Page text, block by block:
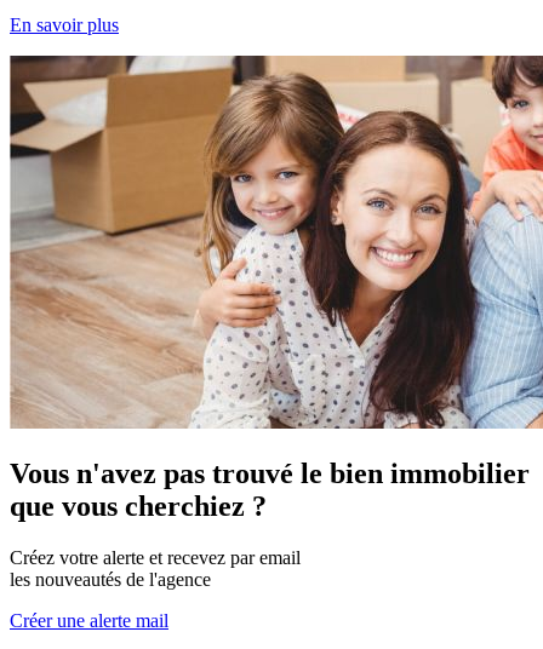
En savoir plus
Vous n'avez pas trouvé le bien immobilier
que vous cherchiez ?
Créez votre alerte et recevez par email
les nouveautés de l'agence
Créer une alerte mail